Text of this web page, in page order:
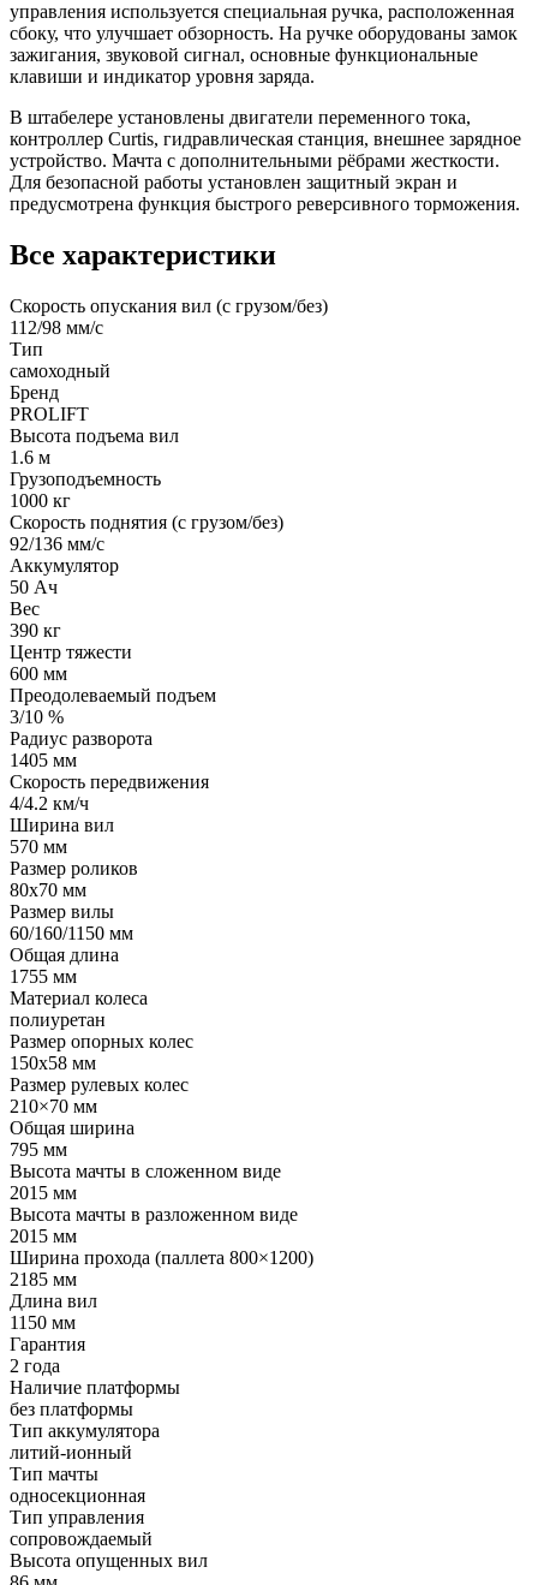
управления используется специальная ручка, расположенная
сбоку, что улучшает обзорность. На ручке оборудованы замок
зажигания, звуковой сигнал, основные функциональные
клавиши и индикатор уровня заряда.
В штабелере установлены двигатели переменного тока,
контроллер Curtis, гидравлическая станция, внешнее зарядное
устройство. Мачта с дополнительными рёбрами жесткости.
Для безопасной работы установлен защитный экран и
предусмотрена функция быстрого реверсивного торможения.
Все характеристики
Скорость опускания вил (с грузом/без)
112/98 мм/с
Тип
самоходный
Бренд
PROLIFT
Высота подъема вил
1.6 м
Грузоподъемность
1000 кг
Скорость поднятия (с грузом/без)
92/136 мм/с
Аккумулятор
50 Ач
Вес
390 кг
Центр тяжести
600 мм
Преодолеваемый подъем
3/10 %
Радиус разворота
1405 мм
Скорость передвижения
4/4.2 км/ч
Ширина вил
570 мм
Размер роликов
80х70 мм
Размер вилы
60/160/1150 мм
Общая длина
1755 мм
Материал колеса
полиуретан
Размер опорных колес
150х58 мм
Размер рулевых колес
210×70 мм
Общая ширина
795 мм
Высота мачты в сложенном виде
2015 мм
Высота мачты в разложенном виде
2015 мм
Ширина прохода (паллета 800×1200)
2185 мм
Длина вил
1150 мм
Гарантия
2 года
Наличие платформы
без платформы
Тип аккумулятора
литий-ионный
Тип мачты
односекционная
Тип управления
сопровождаемый
Высота опущенных вил